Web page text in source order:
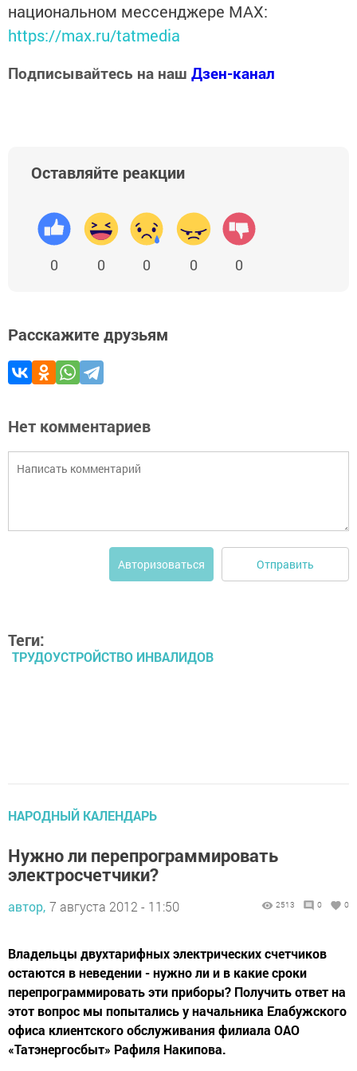
национальном мессенджере MАХ:
https://max.ru/tatmedia
Подписывайтесь на наш Дзен-канал
Оставляйте реакции
0 0 0 0 0
Расскажите друзьям
Нет комментариев
Авторизоваться Отправить
Теги:
ТРУДОУСТРОЙСТВО ИНВАЛИДОВ
НАРОДНЫЙ КАЛЕНДАРЬ
Нужно ли перепрограммировать
электросчетчики?
автор, 7 августа 2012 - 11:50 2513 0 0
Владельцы двухтарифных электрических счетчиков
остаются в неведении - нужно ли и в какие сроки
перепрограммировать эти приборы? Получить ответ на
этот вопрос мы попытались у начальника Елабужского
офиса клиентского обслуживания филиала ОАО
«Татэнергосбыт» Рафиля Накипова.